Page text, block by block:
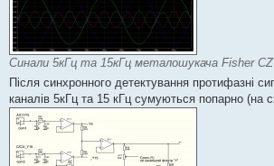
Синали 5кГц та 15кГц металошукача Fisher
Після синхронного детектування протифазні
каналів 5кГц та 15 кГц сумуються попарно (на